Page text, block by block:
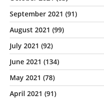
September 2021 (91)
August 2021 (99)
July 2021 (92)
June 2021 (134)
May 2021 (78)
April 2021 (91)